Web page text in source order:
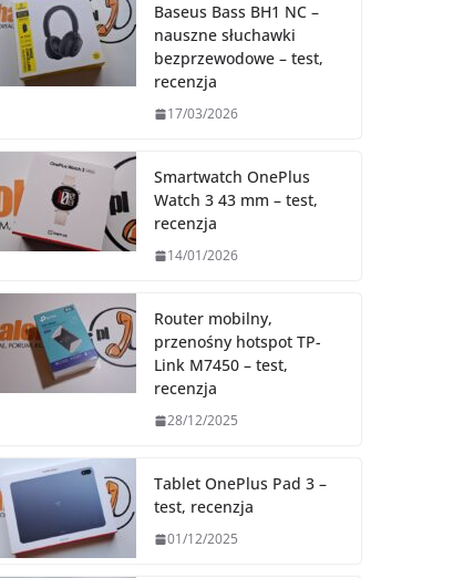
Baseus Bass BH1 NC –
nauszne słuchawki
bezprzewodowe – test,
recenzja
17/03/2026
Smartwatch OnePlus
Watch 3 43 mm – test,
recenzja
14/01/2026
Router mobilny,
przenośny hotspot TP-
Link M7450 – test,
recenzja
28/12/2025
Tablet OnePlus Pad 3 –
test, recenzja
01/12/2025